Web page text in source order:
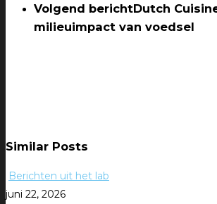
Volgend berichtDutch
milieuimpact van voedsel
Similar Posts
Berichten uit het lab
juni 22, 2026